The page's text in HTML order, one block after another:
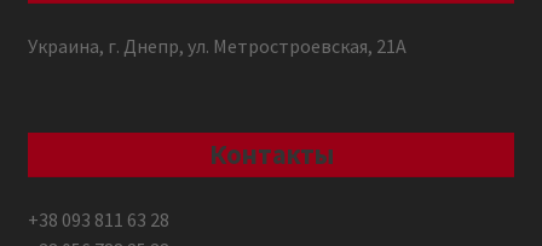
Украина, г. Днепр, ул. Метростроевская, 21А
Контакты
+38 093 811 63 28